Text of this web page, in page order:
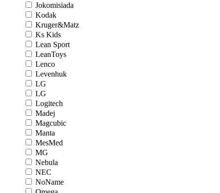
Jokomisiada
Kodak
Kruger&Matz
Ks Kids
Lean Sport
LeanToys
Lenco
Levenhuk
LG
LG
Logitech
Madej
Magcubic
Manta
MesMed
MG
Nebula
NEC
NoName